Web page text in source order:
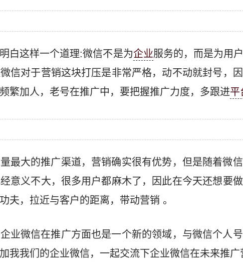
白这样一个道理:微信不是为企业服务的，而是为用
信对于营销这块打压是非常严格，动不动就封号，
繁加人，老号在推广中，要把握推广力度，多跟进平
最大的推广渠道，营销确实很有优势，但是随着微
意义不大，很多用户都麻木了，因此在今天还想要
夫，拉近与客户的距离，带动营销 。
业微信在推广方面也是一个新的领域，与微信个人
我我们的企业微信，一起交流下企业微信在未来推广